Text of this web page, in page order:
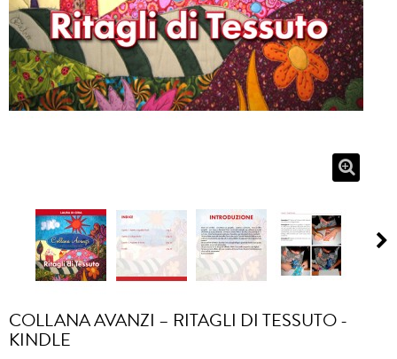
COLLANA AVANZI – RITAGLI DI TESSUTO -
KINDLE